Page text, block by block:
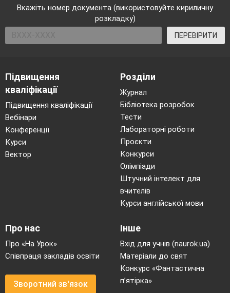
Вкажіть номер документа (використовуйте кириличну
розкладку)
ПЕРЕВІРИТИ
Підвищення
кваліфікації
Підвищення кваліфікації
Вебінари
Конференції
Курси
Вектор
Розділи
Журнал
Бібліотека розробок
Тести
Лабораторні роботи
Проєкти
Конкурси
Олімпіади
Штучний інтелект для
вчителів
Курси англійської мови
Про нас
Про «На Урок»
Співпраця закладів освіти
Зворотний зв'язок
Інше
Вхід для учнів (naurok.ua)
Матеріали до свят
Конкурс «Фантастична
п’ятірка»